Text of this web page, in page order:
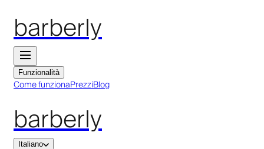
barberly
Funzionalità
Come funzionaPrezziBlog
barberly
Italiano